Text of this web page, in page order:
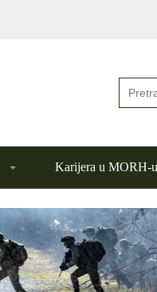
Karijera u MORH-u